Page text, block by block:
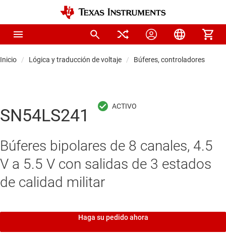
Inicio Lógica y traducción de voltaje Búferes, controladores y
SN54LS241
Búferes bipolares de 8 canales, 4.5
V a 5.5 V con salidas de 3 estados
de calidad militar
Haga su pedido ahora